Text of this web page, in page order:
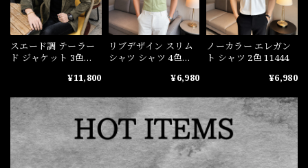
スエード調 テーラー
ド ジャケット 3色
¥11,800
リブデザイン スリム
シャツ シャツ 4色
¥6,980
ノーカラー エレガン
ト シャツ 2色 11444
¥6,980